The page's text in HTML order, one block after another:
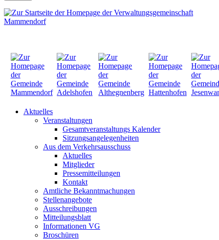
Aktuelles
Veranstaltungen
Gesamtveranstaltungs Kalender
Sitzungsangelegenheiten
Aus dem Verkehrsausschuss
Aktuelles
Mitglieder
Pressemitteilungen
Kontakt
Amtliche Bekanntmachungen
Stellenangebote
Ausschreibungen
Mitteilungsblatt
Informationen VG
Broschüren